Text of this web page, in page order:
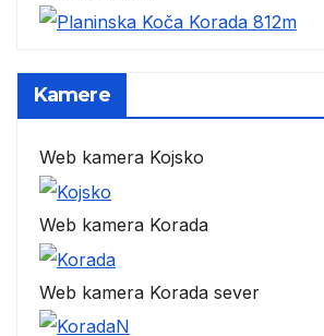
Kamere
Web kamera Kojsko
Web kamera Korada
Web kamera Korada sever